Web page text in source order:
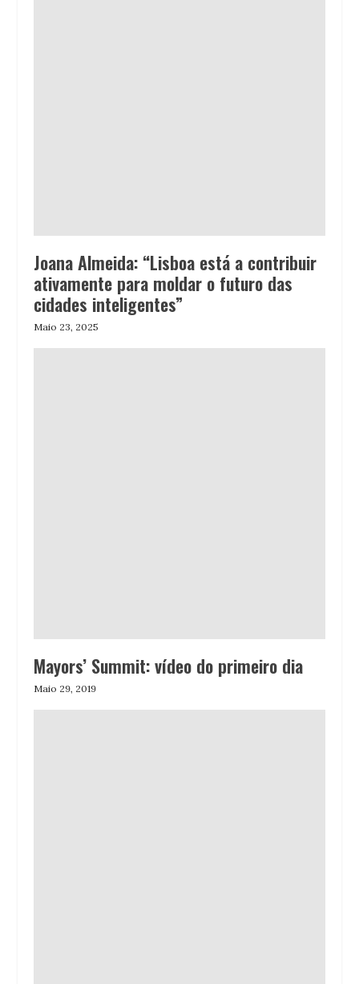
Joana Almeida: “Lisboa está a contribuir
ativamente para moldar o futuro das
cidades inteligentes”
Maio 23, 2025
Mayors’ Summit: vídeo do primeiro dia
Maio 29, 2019